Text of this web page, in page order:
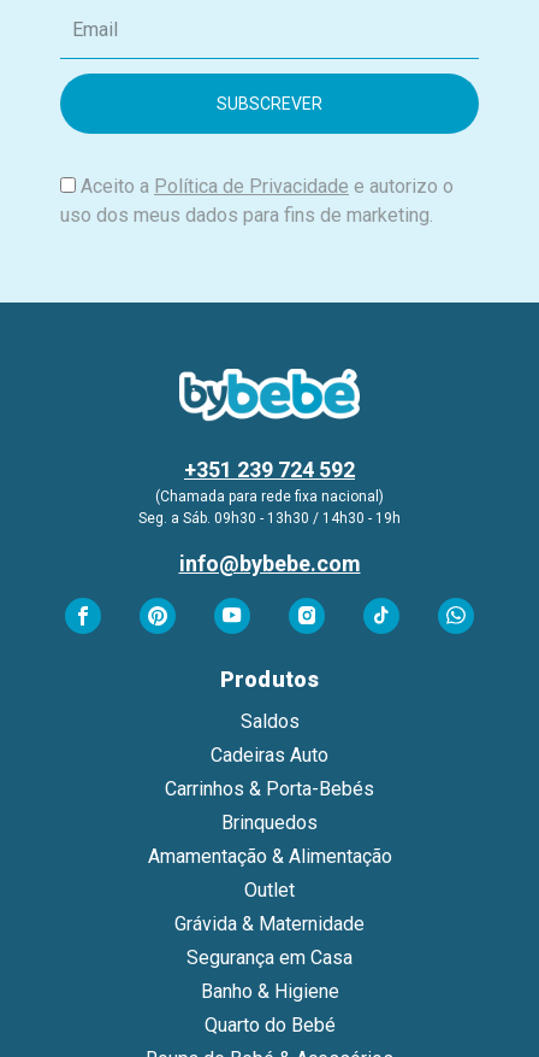
m
i
Aceito a Política de Privacidade e autorizo o
uso dos meus dados para fins de marketing.
+351 239 724 592
(Chamada para rede fixa nacional)
Seg. a Sáb. 09h30 - 13h30 / 14h30 - 19h
info@bybebe.com
Produtos
Saldos
Cadeiras Auto
Carrinhos & Porta-Bebés
Brinquedos
Amamentação & Alimentação
Outlet
Grávida & Maternidade
Segurança em Casa
Banho & Higiene
Quarto do Bebé